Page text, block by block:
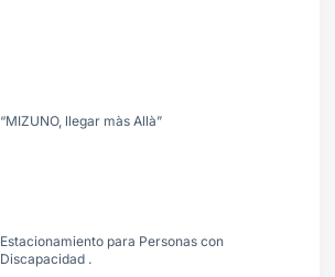
“MIZUNO, llegar màs Allà”
Estacionamiento para Personas con
Discapacidad .